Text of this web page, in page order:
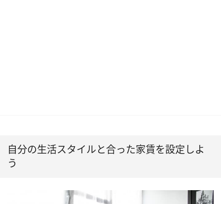
自分の生活スタイルと合った家賃を設定しよ
う